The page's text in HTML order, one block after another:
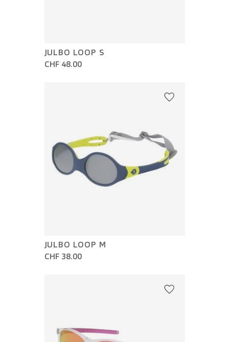
JULBO LOOP S
CHF 48.00
JULBO LOOP M
CHF 38.00